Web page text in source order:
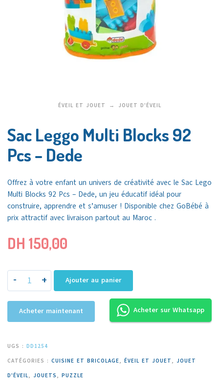
ÉVEIL ET JOUET JOUET D'ÉVEIL
Sac Leggo Multi Blocks 92
Pcs – Dede
Offrez à votre enfant un univers de créativité avec le Sac Lego
Multi Blocks 92 Pcs – Dede, un jeu éducatif idéal pour
construire, apprendre et s’amuser ! Disponible chez GoBébé à
prix attractif avec livraison partout au Maroc .
DH 150,00
- + Ajouter au panier
Acheter maintenant Acheter sur Whatsapp
UGS : DD1254
CATÉGORIES : CUISINE ET BRICOLAGE, ÉVEIL ET JOUET , JOUET
D'ÉVEIL, JOUETS , PUZZLE